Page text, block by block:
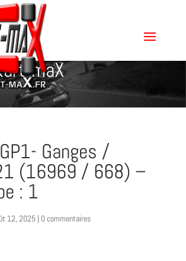
maX
Ganges /
(16969 / 668) –
: 1
12, 2025| 0 commentaires